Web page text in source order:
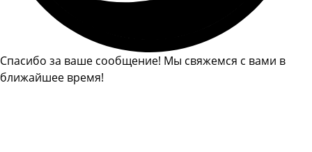
Спасибо за ваше сообщение! Мы свяжемся с вами в
ближайшее время!